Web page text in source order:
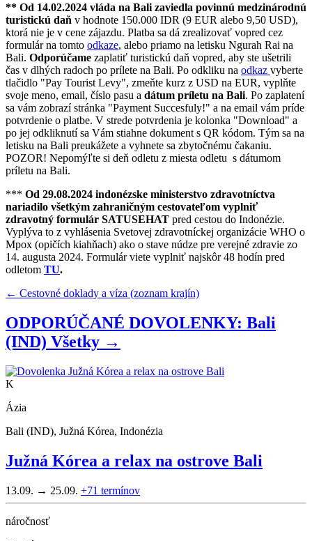
** Od 14.02.2024 vláda na Bali zaviedla povinnú medzinárodnú
turistickú daň v hodnote 150.000 IDR (9 EUR alebo 9,50 USD),
ktorá nie je v cene zájazdu. Platba sa dá zrealizovať vopred cez
formulár na tomto odkaze, alebo priamo na letisku Ngurah Rai na
Bali. Odporúčame zaplatiť turistickú daň vopred, aby ste ušetrili
čas v dlhých radoch po prílete na Bali. Po odkliku na odkaz vyberte
tlačidlo "Pay Tourist Levy", zmeňte kurz z USD na EUR, vyplňte
svoje meno, email, číslo pasu a dátum príletu na Bali. Po zaplatení
sa vám zobrazí stránka "Payment Succesfuly!" a na email vám príde
potvrdenie o platbe. V strede potvrdenia je kolonka "Download" a
po jej odkliknutí sa Vám stiahne dokument s QR kódom. Tým sa na
letisku na Bali preukážete a vyhnete sa zbytočnému čakaniu.
POZOR! Nepomýľte si deň odletu z miesta odletu s dátumom
príletu na Bali.
*** Od 29.08.2024 indonézske ministerstvo zdravotníctva
nariadilo všetkým zahraničným cestovateľom vyplniť
zdravotný formulár SATUSEHAT pred cestou do Indonézie.
Vyplýva to z vyhlásenia Svetovej zdravotníckej organizácie WHO o
Mpox (opičích kiahňach) ako o stave núdze pre verejné zdravie zo
14. augusta 2024. Formulár viete vyplniť najskôr 48 hodín pred
odletom TU.
← Cestovné doklady a víza (zoznam krajín)
ODPORÚČANÉ DOVOLENKY: Bali
(IND) Všetky →
K
Ázia
Bali (IND), Južná Kórea, Indonézia
Južná Kórea a relax na ostrove Bali
13.09. → 25.09. +71 termínov
náročnosť